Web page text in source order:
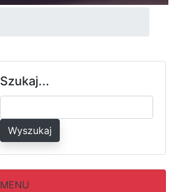
Szukaj...
Wyszukaj
MENU